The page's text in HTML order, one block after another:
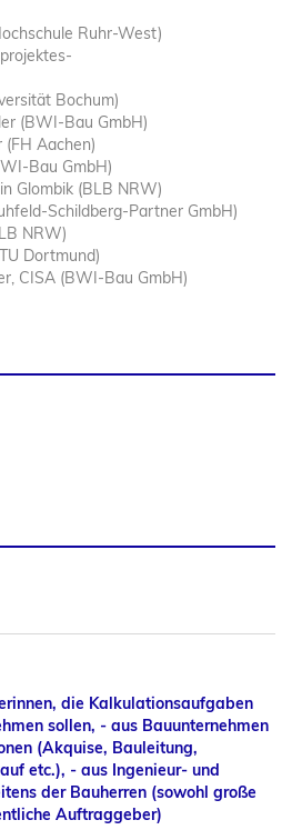
Ruhr-West)
Bochum)
(BWI-Bau GmbH)
(FH Aachen)
Bau GmbH)
Glombik (BLB NRW)
Schildberg-Partner GmbH)
NRW)
Dortmund)
CISA (BWI-Bau GmbH)
die Kalkulationsaufgaben
sollen, - aus Bauunternehmen
(Akquise, Bauleitung,
etc.), - aus Ingenieur- und
der Bauherren (sowohl große
Auftraggeber)